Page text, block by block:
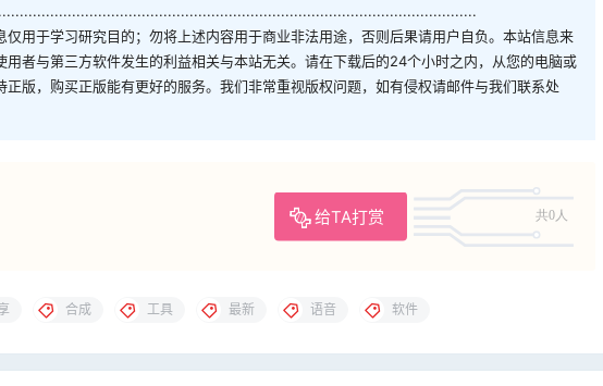
仅用于学习研究目的；勿将上述内容用于商业非法用途，否则后果请用户自负。本站信息来
者与第三方软件发生的利益相关与本站无关。请在下载后的24个小时之内，从您的电脑或
版，购买正版能有更好的服务。我们非常重视版权问题，如有侵权请邮件与我们联系处
给TA打赏 共0人
合成 工具 最新 语音 软件